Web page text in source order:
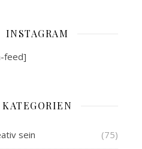
INSTAGRAM
feed]
KATEGORIEN
sein (75)